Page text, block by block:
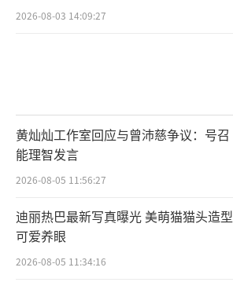
2026-08-03 14:09:27
黄灿灿工作室回应与曾沛慈争议：号召
能理智发言
2026-08-05 11:56:27
迪丽热巴最新写真曝光 美萌猫猫头造型
可爱养眼
2026-08-05 11:34:16